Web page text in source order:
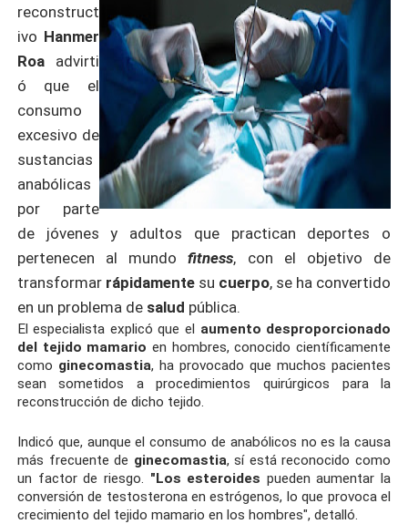
reconstruct
ivo Hanmer
Roa
advirti
ó que el
consumo
excesivo de
sustancias
anabólicas
por parte
de jóvenes y adultos que practican deportes o
pertenecen al mundo
fitness, con el objetivo de
transformar rápidamente su cuerpo, se ha convertido
en un problema de salud pública.
El especialista explicó que el aumento desproporcionado
del tejido mamario en hombres, conocido científicamente
como ginecomastia, ha provocado que muchos pacientes
sean sometidos a procedimientos quirúrgicos para la
reconstrucción de dicho tejido.
Indicó que, aunque el consumo de anabólicos no es la causa
más frecuente de ginecomastia, sí está reconocido como
un factor de riesgo. "Los esteroides pueden aumentar la
conversión de testosterona en estrógenos, lo que provoca el
crecimiento del tejido mamario en los hombres", detalló.